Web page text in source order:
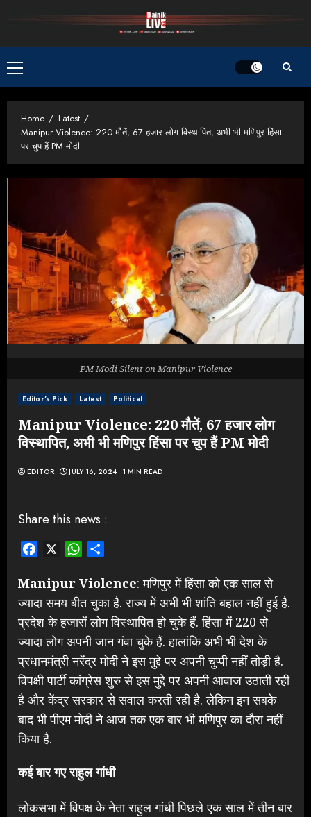
Primary
Menu
Home
Latest
Manipur Violence: 220 मौतें, 67 हजार लोग विस्थापित, अभी भी मणिपुर हिंसा
पर चुप हैं PM मोदी
Editor's Pick Latest Political
Manipur Violence: 220 मौतें, 67 हजार लोग
विस्थापित, अभी भी मणिपुर हिंसा पर चुप हैं PM मोदी
EDITOR JULY 16, 2024 1 MIN READ
PM Modi Silent on Manipur Violence
Share this news :
Facebook WhatsApp
Manipur Violence: मणिपुर में हिंसा को एक साल से
ज्यादा समय बीत चुका है. राज्य में अभी भी शांति बहाल नहीं हुई है.
प्रदेश के हजारों लोग विस्थापित हो चुके हैं. हिंसा में 220 से
ज्यादा लोग अपनी जान गंवा चुके हैं. हालांकि अभी भी देश के
प्रधानमंत्री नरेंद्र मोदी ने इस मुद्दे पर अपनी चुप्पी नहीं तोड़ी है.
विपक्षी पार्टी कांग्रेस शुरु से इस मुद्दे पर अपनी आवाज उठाती रही
है और केंद्र सरकार से सवाल करती रही है. लेकिन इन सबके
बाद भी पीएम मोदी ने आज तक एक बार भी मणिपुर का दौरा नहीं
किया है.
कई बार गए राहुल गांधी
लोकसभा में विपक्ष के नेता राहुल गांधी पिछले एक साल में तीन बार